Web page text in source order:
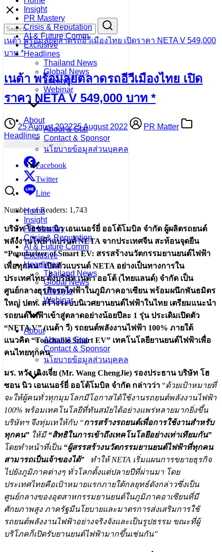
Skip
content
Insight
PR Mastery
Crisis & Reputation
AI & Future Comm
Exclusive
Headlines
Thailand News
Global News
Lifestyle
Webinar
About
About & Stat
Contact & Sponsor
นโยบายข้อมูลส่วนบุคคล
Home
Insight
PR Mastery
Crisis & Reputation
AI & Future Comm
Exclusive
Headlines
Thailand News
Global News
Lifestyle
Webinar
About
About & Stat
Contact & Sponsor
นโยบายข้อมูลส่วนบุคคล
Search
for:
เนต้า พร้อมลุยตลาดรถอีวีเมืองไทย เปิดราคา NETA V 549,000
บาท *
เนต้า พร้อมลุยตลาดรถอีวีเมืองไทย เปิด
ราคา NETA V 549,000 บาท *
25 August 202225 August 2022
PR Matter
Headlines
Facebook
Twitter
Line
Number of Readers: 1,743
บริษัท โฮซอน นิว เอนเนอร์ยี่ ออโต้โมบิล จำกัด ผู้ผลิตรถยนต์
พลังงานไฟฟ้าแบรนด์ NETA จากประเทศจีน สะท้อนจุดยืน
“Popularizer of Smart EV: สรรสร้างนวัตกรรมยานยนต์ไฟฟ้า
เพื่อทุกคน” เปิดตัวแบรนด์ NETA อย่างเป็นทางการใน
ประเทศไทย ตั้งบริษัท เนต้า ออโต้ (ไทยแลนด์) จำกัด เป็น
ศูนย์กลางธุรกิจรถไฟฟ้าในภูมิภาคอาเซียน พร้อมผนึกพันธมิตร
ใหญ่ ปตท. สร้างระบบนิเวศยานยนต์ไฟฟ้าในไทย เตรียมแนะนำ
รถยนต์ไฟฟ้าเข้าสู่ตลาดอย่างน้อยปีละ 1 รุ่น ประเดิมเปิดตัว
“NETA V” (เนต้า วี) รถยนต์พลังงานไฟฟ้า 100% ภายใต้
แนวคิด “Touchable Smart EV” เทคโนโลยียานยนต์ไฟฟ้าเพื่อ
คนไทยทุกคน
มร. หวัง เฉิงเจี่ย (Mr. Wang ChengJie) รองประธาน บริษัท โฮ
ซอน นิว เอนเนอร์ยี่ ออโต้โมบิล จำกัด กล่าวว่า “ด้วยเป้าหมายที่
จะให้ผู้คนทั่วทุกมุมโลกมีโอกาสได้ใช้งานรถยนต์พลังงานไฟฟ้า
100% พร้อมเทคโนโลยีที่ทันสมัยได้อย่างแพร่หลายมากยิ่งขึ้น
บริษัทฯ จึงทุ่มเทให้กับ “การสร้างรถยนต์เพื่อการใช้งานสำหรับ
ทุกคน” ให้มี“สิทธิในการเข้าถึงเทคโนโลยีอย่างเท่าเทียมกัน”
โดยทำหน้าที่เป็น “ผู้สรรสร้างนวัตกรรมยานยนต์ไฟฟ้าที่ทุกคน
สามารถเป็นเจ้าของได้”
ทำให้NETA เริ่มแผนการขยายธุรกิจ
ไปยังภูมิภาคต่างๆ ทั่วโลกตั้งแต่ปลายปีที่ผ่านมา โดย
ประเทศไทยคือเป้าหมายแรกภายใต้กลยุทธ์ดังกล่าวซึ่งเป็น
ศูนย์กลางของอุตสาหกรรมยานยนต์ในภูมิภาคอาเซียนที่มี
ศักยภาพสูง ภาครัฐมีนโยบายและมาตรการส่งเสริมการใช้
รถยนต์พลังงานไฟฟ้าอย่างจริงจังและเป็นรูปธรรม ขณะที่ผู้
บริโภคก็เปิดรับยานยนต์ไฟฟ้ามากขึ้นเช่นกัน”